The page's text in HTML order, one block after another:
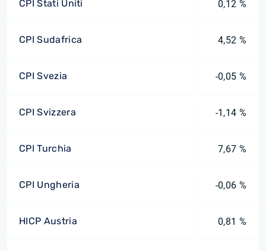
CPI Stati Uniti 0,12 %
CPI Sudafrica 4,52 %
CPI Svezia -0,05 %
CPI Svizzera -1,14 %
CPI Turchia 7,67 %
CPI Ungheria -0,06 %
HICP Austria 0,81 %